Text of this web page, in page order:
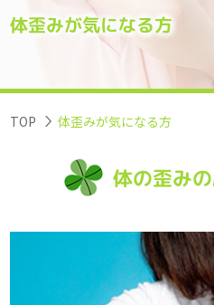
体歪みが気になる方
TOP 体歪みが気になる方
体の歪み